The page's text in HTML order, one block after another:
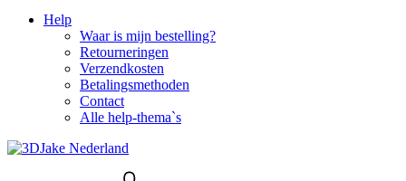
Help
Waar is mijn bestelling?
Retourneringen
Verzendkosten
Betalingsmethoden
Contact
Alle help-thema`s